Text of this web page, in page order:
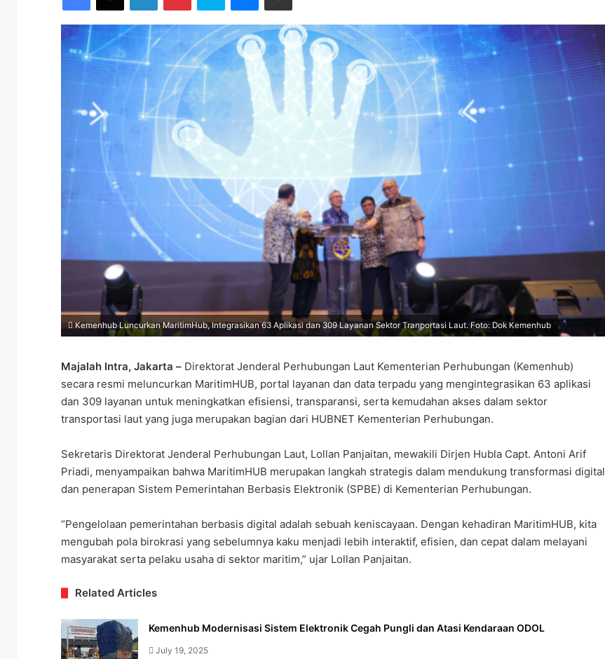
Kemenhub Luncurkan MaritimHub, Integrasikan 63 Aplikasi dan 309 Layanan Sektor Tranportasi Laut. Foto: Dok Kemenhub
Majalah Intra, Jakarta – Direktorat Jenderal Perhubungan Laut Kementerian Perhubungan (Kemenhub)
secara resmi meluncurkan MaritimHUB, portal layanan dan data terpadu yang mengintegrasikan 63 aplikasi
dan 309 layanan untuk meningkatkan efisiensi, transparansi, serta kemudahan akses dalam sektor
transportasi laut yang juga merupakan bagian dari HUBNET Kementerian Perhubungan.
Sekretaris Direktorat Jenderal Perhubungan Laut, Lollan Panjaitan, mewakili Dirjen Hubla Capt. Antoni Arif
Priadi, menyampaikan bahwa MaritimHUB merupakan langkah strategis dalam mendukung transformasi digital
dan penerapan Sistem Pemerintahan Berbasis Elektronik (SPBE) di Kementerian Perhubungan.
“Pengelolaan pemerintahan berbasis digital adalah sebuah keniscayaan. Dengan kehadiran MaritimHUB, kita
mengubah pola birokrasi yang sebelumnya kaku menjadi lebih interaktif, efisien, dan cepat dalam melayani
masyarakat serta pelaku usaha di sektor maritim,” ujar Lollan Panjaitan.
Related Articles
Kemenhub Modernisasi Sistem Elektronik Cegah Pungli dan Atasi Kendaraan ODOL
July 19, 2025